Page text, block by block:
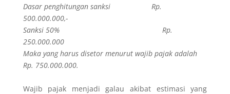
Dasar penghitungan sanksi Rp.
500.000.000,-
Sanksi 50% Rp.
250.000.000
Maka yang harus disetor menurut wajib pajak adalah
Rp. 750.000.000.
Wajib pajak menjadi galau akibat estimasi yang